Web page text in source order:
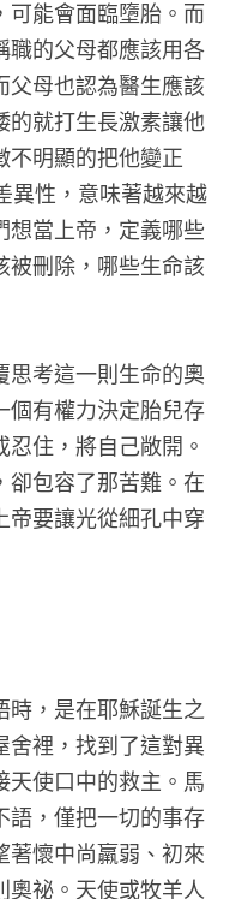
可能會面臨墮胎。而
職的父母都應該用各
父母也認為醫生應該
的就打生長激素讓他
不明顯的把他變正
異性，意味著越來越
想當上帝，定義哪些
被刪除，哪些生命該
思考這一則生命的奧
個有權力決定胎兒存
住，將自己敞開。
卻包容了那苦難。在
帝要讓光從細孔中穿
時，是在耶穌誕生之
舍裡，找到了這對異
天使口中的救主。馬
語，僅把一切的事存
著懷中尚羸弱、初來
奧祕。天使或牧羊人